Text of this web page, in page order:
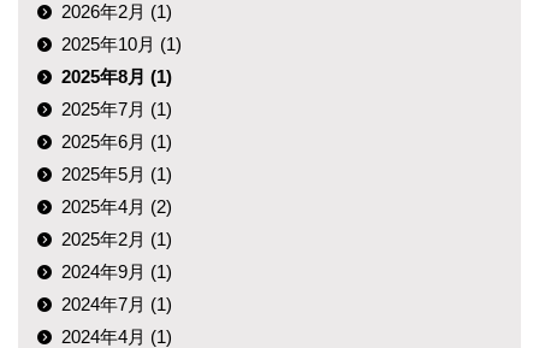
2026年2月 (1)
2025年10月 (1)
2025年8月 (1)
2025年7月 (1)
2025年6月 (1)
2025年5月 (1)
2025年4月 (2)
2025年2月 (1)
2024年9月 (1)
2024年7月 (1)
2024年4月 (1)